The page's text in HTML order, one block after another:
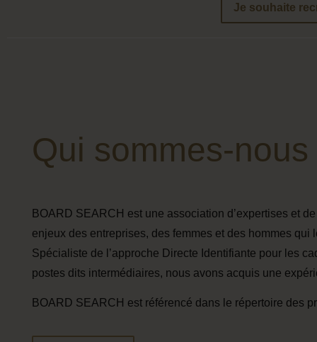
Je souhaite
Qui sommes-nous
BOARD SEARCH est une association d’expertises et
enjeux des entreprises, des femmes et des hommes
Spécialiste de l’approche Directe Identifiante pour les
postes dits intermédiaires, nous avons acquis une
BOARD SEARCH est référencé dans le répertoire des